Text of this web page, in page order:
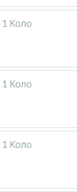
1 Коло
1 Коло
1 Коло